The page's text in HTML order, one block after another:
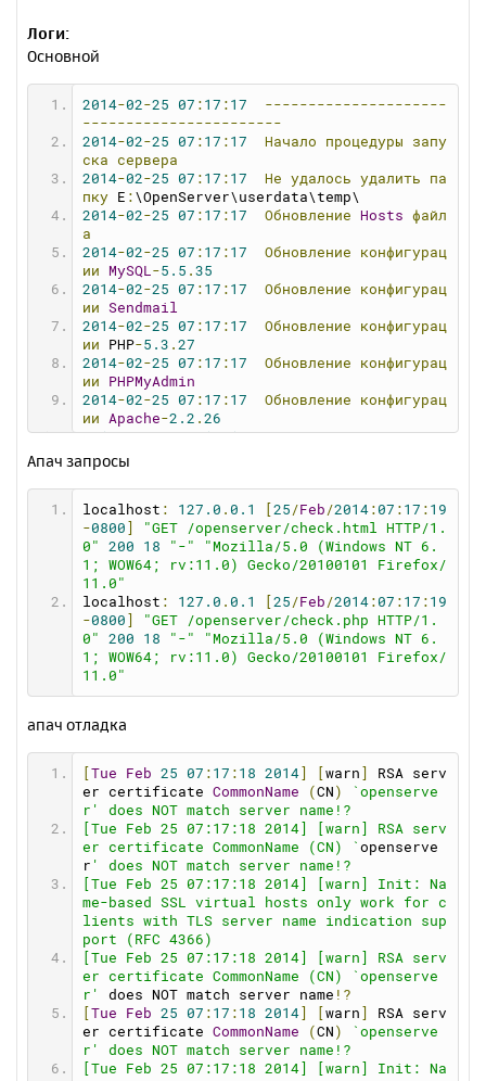
httpcharset
logreadsize=256
showversion =0
crdisk=
crpath = 0
crdomain =0
showfvr =0
showprogs=
hdomains
balloon 1
favorite
0
showswitch
1
debugmode = 1
stext =0
sbrowser 0
email =0
vdisk=W
selfhosts=
webdir = "domains"
browser=""
filebrowser
sfilebrowser=0
memcache= 0
dns=0
fzone= none
speed=0
maxrequests
upurl =http
//open-server.ru/update/
durl= http://open-server.ru/download.html
folders = "public_html www\htdocs www http h
tdocs docs web httpdocs public html site"
postgresqlport
httpport
httpsport =443
httpbackport =8080
ftpport 21
sftpport 990
phpport= 9000
memcacheport =11211
[ftp]
ftp= 0
ftpcommandtimeout
ftpconnecttimeout = 60
[ sendmail]
smtp_server
""
smtp_port =""
auth_username= ""
auth_password = ""
Логи:
Основной
2014-02-25 07 : 17 : 17
---------------------
-----------------------
2014-02-25 07 : 17 : 17 Начало процедуры
запу
ска
сервера
2014-02-25 07 : 17 : 17 Не удалось удалить
па
пку E : \OpenServer\userdata\temp\
2014-02-25 07 : 17 : 17 Обновление Hosts файл
а
2014-02-25 07 : 17 : 17 Обновление
конфигурац
ии
MySQL-5.5 . 35
2014-02-25 07 : 17 : 17 Обновление
конфигурац
ии Sendmail
2014-02-25 07 : 17 : 17 Обновление
конфигурац
ии PHP-5.3 . 27
2014-02-25 07 : 17 : 17 Обновление
конфигурац
ии
PHPMyAdmin
2014-02-25 07 : 17 : 17 Обновление
конфигурац
ии Apache-2.2 . 26
2014-02-25 07:17:17 Запуск MySQL-5.5.35
2014- 02
2014
рвера
2014-02-25 07: 17 : 19 Веб-сервер успешно
за
пущен!
Апач запросы
localhost : 127.0 . 0.1 25 /Feb /2014 : 07 : 17 : 19
-0800
"GET /openserver/check.html HTTP/1.
0"
200 18 "-"
"Mozilla/5.0 (Windows NT 6.
1; WOW64; rv:11.0) Gecko/20100101 Firefox/
11.0"
localhost : 127.0 . 0.1 25 /Feb /2014 : 07 : 17 : 19
-0800
"GET /openserver/check.php HTTP/1.
0"
200 18 "-"
"Mozilla/5.0 (Windows NT 6.
1; WOW64; rv:11.0) Gecko/20100101 Firefox/
11.0"
апач отладка
Tue Feb 25 07 : 17 : 18 2014 warn
RSA serv
er certificate CommonName (CN )
`openserve
r' does NOT match server name!?
[Tue Feb 25 07:17:18 2014] [warn] RSA serv
er certificate CommonName (CN) ` openserve
r ' does NOT match server name!?
[Tue Feb 25 07:17:18 2014] [warn] Init: Na
me-based SSL virtual hosts only work for c
lients with TLS server name indication sup
port (RFC 4366)
[Tue Feb 25 07:17:18 2014] [warn] RSA serv
er certificate CommonName (CN) `openserve
r'
does NOT match server name !?
Tue Feb 25 07 : 17 : 18 2014 warn
RSA serv
er certificate CommonName (CN )
`openserve
r' does NOT match server name!?
[Tue Feb 25 07:17:18 2014] [warn] Init: Na